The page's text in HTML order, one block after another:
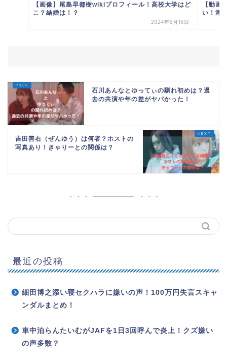
【画像】尾島早都樹wikiプロフィール！高校大学はど
こ？結婚は！？
2024年6月16日
【動画
い！海
石川あんなとゆってぃの馴れ初めは？過
去の共演や年の差がヤバかった！
吉田善右（ぜんゆう）は何者？ホストの
写真あり！きゃりーとの関係は？
最近の投稿
細田博之添い寝セクハラに嫌いの声！100万円失言スキャ
ンダルまとめ！
車中泊らんたいむがJAFを1日3回呼んで炎上！クズ嫌い
の声多数？